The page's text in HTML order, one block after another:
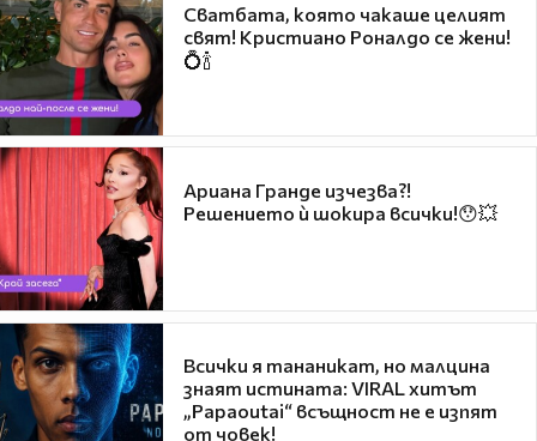
Сватбата, която чакаше целият
свят! Кристиано Роналдо се жени!
💍🍾
Ариана Гранде изчезва?!
Решението ѝ шокира всички!😯💥
Всички я тананикат, но малцина
знаят истината: VIRAL хитът
„Papaoutai“ всъщност не е изпят
от човек!